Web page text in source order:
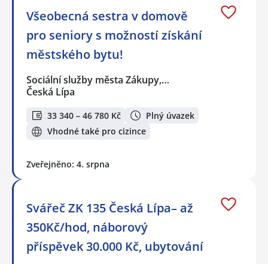
Všeobecná sestra v domově
pro seniory s možností získání
městského bytu!
Sociální služby města Zákupy,…
Česká Lípa
33 340 – 46 780 Kč
Plný úvazek
Vhodné také pro cizince
Zveřejněno: 4. srpna
Svářeč ZK 135 Česká Lípa– až
350Kč/hod, náborový
příspěvek 30.000 Kč, ubytování